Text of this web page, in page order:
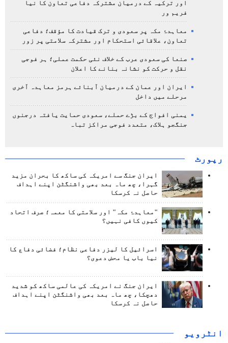
اور ترکیہ کے درمیان مشترکہ دفاعی تعاون کا نیا
فریم ور
معاہدۂ مکہ پر سعودی و ترک قیادت کا مؤقف؛ دفاعی
تعاون، علاقائی استحکام اور مشترکہ سلامتی پر زور
صنعا کی سعودی عرب کے خلاف نئی حکمت عملی؛ ہر فوجی
نقل و حرکت کو نشانہ بنانے کا اعلان
ایران اور عمان کے درمیان آبنائے ہرمز معاہدہ آخری
مرحلے میں داخل
یمنی افواج کے بڑے حملے، سعودی حمایت یافتہ درجنوں
جنگجو ہلاک، متعدد فوجی مراکز تباہ
رپورٹ
ایران جنگ سے امریکہ کی ساکھ کا بحران مزید
گہرا، چھ ماہ بعد بھی واشنگٹن اپنے اہداف
حاصل نہ کرسکا
"معاہدۂ مکہ" اور سلامتی کا معمہ؛ صرف اتحاد
کیوں کافی نہیں؟
اسرائیل کا لیزر دفاعی نظام؛ فضائی دفاع کا
نیا باب یا محض دعوی؟
ایران جنگ نے امریکہ کی عالمی ساکھ کو شدید
دھچکا، چھ ماہ بعد بھی واشنگٹن اپنے اہداف
حاصل نہ کرسکا
انٹرويو